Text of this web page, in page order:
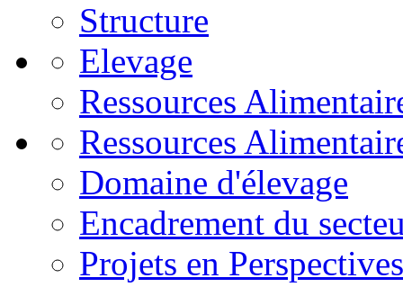
Structure
Elevage
Ressources
Ressources
Domaine d'élevage
Encadrement du
Projets en Perspectives